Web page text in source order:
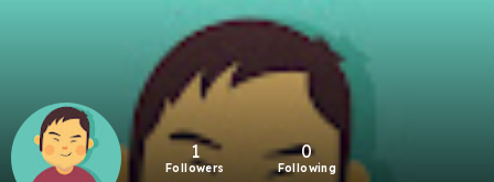
1
Followers
0
Following